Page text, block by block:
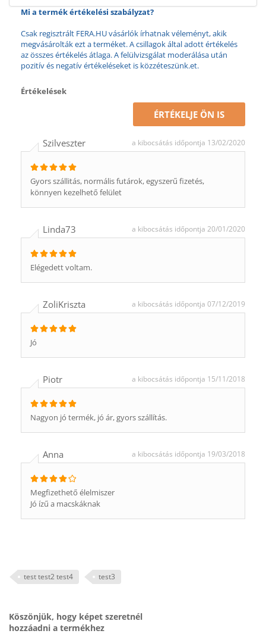
Mi a termék értékelési szabályzat?
Csak regisztrált FERA.HU vásárlók írhatnak véleményt, akik
megvásárolták ezt a terméket. A csillagok által adott értékelés
az összes értékelés átlaga. A felülvizsgálat moderálása után
pozitív és negatív értékeléseket is közzéteszünk.et.
Értékelések
ÉRTÉKELJE ÖN IS
Szilveszter a kibocsátás időpontja 13/02/2020
Gyors szállitás, normális futárok, egyszerű fizetés,
könnyen kezelhető felület
Linda73 a kibocsátás időpontja 20/01/2020
Elégedett voltam.
ZoliKriszta a kibocsátás időpontja 07/12/2019
Jó
Piotr a kibocsátás időpontja 15/11/2018
Nagyon jó termék, jó ár, gyors szállítás.
Anna a kibocsátás időpontja 19/03/2018
Megfizethető élelmiszer
Jó ízű a macskáknak
test test2 test4 test3
Köszönjük, hogy képet szeretnél
hozzáadni a termékhez